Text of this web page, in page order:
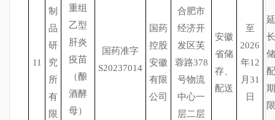
11
制
品
研
究
所
有
限
国药
控股
安徽
有限
公司
合肥市
经济开
发区芙
蓉路378
号物流
中心一
层二层
安徽
省储
存、
配送
至
2026
年12
月31
日
延
长
储
配
期
限
重组
乙型
肝炎
疫苗
（酿
酒酵
母）
国药准字
S20237014